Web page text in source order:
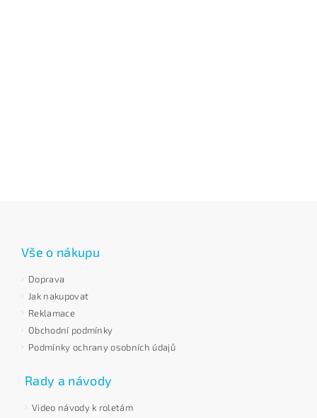
Vše o nákupu
Doprava
Jak nakupovat
Reklamace
Obchodní podmínky
Podmínky ochrany osobních údajů
Rady a návody
Video návody k roletám